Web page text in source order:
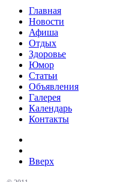
Главная
Новости
Афиша
Отдых
Здоровье
Юмор
Статьи
Объявления
Галерея
Календарь
Контакты
Вверх